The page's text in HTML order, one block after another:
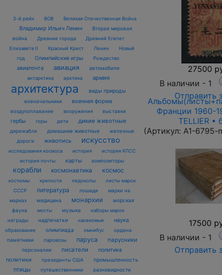
3-й рейх ВОВ Великая Отечественная Война
Владимир Ильич Ленин
Вторая мировая
война
Древние города
Древний Египет
Елизавета II
Красный Крест Ленин
Новый
год
Олимпийские игры Рождество
авиапочта авиация автомобили
антарктика арктика армия
архитектура виды природы
военачальники военная форма
воздухоплавание вооружения выставки
гербы горы дети дикие животные
дирижабли домашние животные
железные
дороги
живопись искусство
исследования космоса история
история КПСС
история почты
карты композиторы
корабли космонавтика космос
костюмы крепости ледоколы
листы марок
СССР
литература лошади
марки на
марках
медицина монархии
морская
фауна
мосты музыка наборы марок
награды надпечатки насекомые наука
образование олимпиада омнибус ордена
памятники паровозы паруса парусники
персоналии писатели
политика
политики
президенты США промышленность
птицы путешественники разновидности
27500
В наличии - 1
Отправить
Франции 1960-
TELLIER •
(Артикул: A1-6795-
17500
В наличии - 1
Отправить